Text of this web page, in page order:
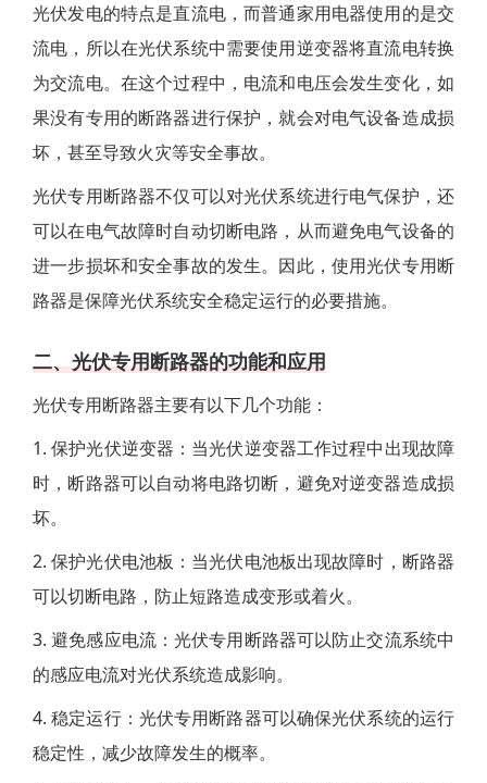
光伏发电的特点是直流电，而普通家用电器使用的是交
流电，所以在光伏系统中需要使用逆变器将直流电转换
为交流电。在这个过程中，电流和电压会发生变化，如
果没有专用的断路器进行保护，就会对电气设备造成损
坏，甚至导致火灾等安全事故。
光伏专用断路器不仅可以对光伏系统进行电气保护，还
可以在电气故障时自动切断电路，从而避免电气设备的
进一步损坏和安全事故的发生。因此，使用光伏专用断
路器是保障光伏系统安全稳定运行的必要措施。
二、光伏专用断路器的功能和应用
光伏专用断路器主要有以下几个功能：
1. 保护光伏逆变器：当光伏逆变器工作过程中出现故障
时，断路器可以自动将电路切断，避免对逆变器造成损
坏。
2. 保护光伏电池板：当光伏电池板出现故障时，断路器
可以切断电路，防止短路造成变形或着火。
3. 避免感应电流：光伏专用断路器可以防止交流系统中
的感应电流对光伏系统造成影响。
4. 稳定运行：光伏专用断路器可以确保光伏系统的运行
稳定性，减少故障发生的概率。